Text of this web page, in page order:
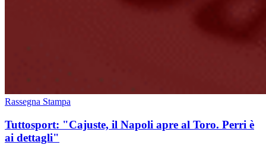
Rassegna Stampa
Tuttosport: "Cajuste, il Napoli apre al Toro. Perri è
ai dettagli"